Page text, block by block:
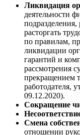
Ликвидация
деятельности
расторгать
по правилам,
ликвидации
гарантий и
рассмотрения
прекращением
работодателя,
09.12.2020).
Сокращение
Смена
отношении